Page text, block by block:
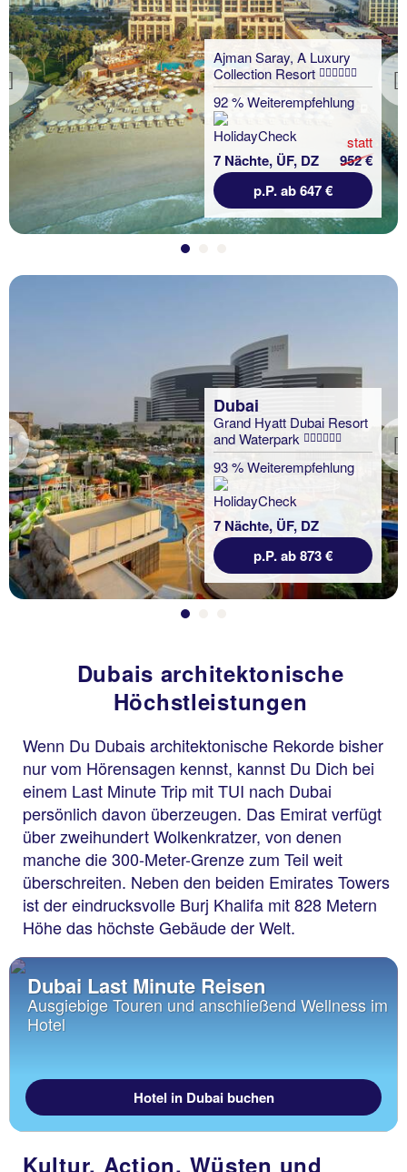
Previous
Ajman Saray, A Luxury
Collection Resort
92 % Weiterempfehlung
7 Nächte, ÜF, DZ
statt
952 €
p.P. ab 647 €
Previous
Dubai
Grand Hyatt Dubai Resort
and Waterpark
93 % Weiterempfehlung
7 Nächte, ÜF, DZ
p.P. ab 873 €
Dubais architektonische
Höchstleistungen
Wenn Du Dubais architektonische Rekorde bisher
nur vom Hörensagen kennst, kannst Du Dich bei
einem Last Minute Trip mit TUI nach Dubai
persönlich davon überzeugen. Das Emirat verfügt
über zweihundert Wolkenkratzer, von denen
manche die 300-Meter-Grenze zum Teil weit
überschreiten. Neben den beiden Emirates Towers
ist der eindrucksvolle Burj Khalifa mit 828 Metern
Höhe das höchste Gebäude der Welt.
Dubai Last Minute Reisen
Ausgiebige Touren und anschließend Wellness im
Hotel
Hotel in Dubai buchen
Kultur, Action, Wüsten und